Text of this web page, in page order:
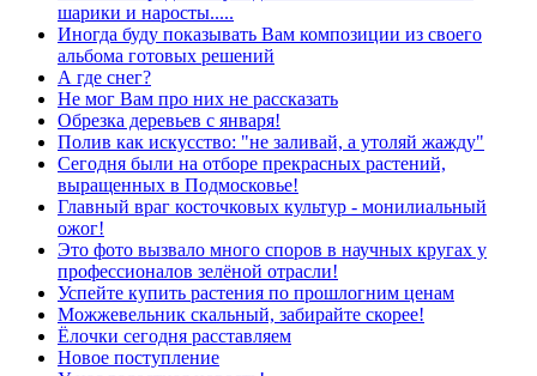
шарики и наросты.....
Иногда буду показывать Вам композиции из своего
альбома готовых решений
А где снег?
Не мог Вам про них не рассказать
Обрезка деревьев с января!
Полив как искусство: "не заливай, а утоляй жажду"
Сегодня были на отборе прекрасных растений,
выращенных в Подмосковье!
Главный враг косточковых культур - монилиальный
ожог!
Это фото вызвало много споров в научных кругах у
профессионалов зелёной отрасли!
Успейте купить растения по прошлогним ценам
Можжевельник скальный, забирайте скорее!
Ёлочки сегодня расставляем
Новое поступление